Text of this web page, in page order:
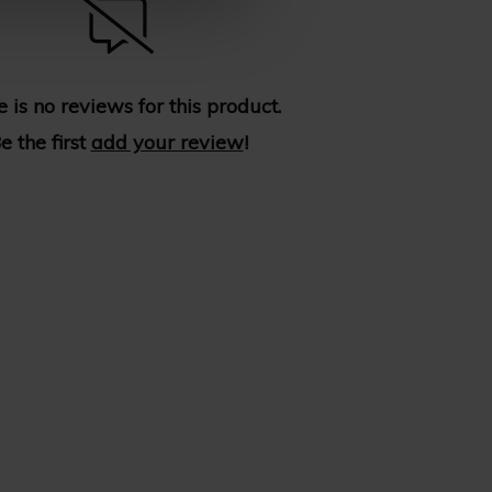
is no reviews for this product.
the first add your review!